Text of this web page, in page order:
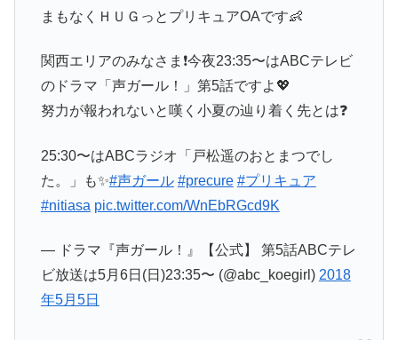
まもなくＨＵＧっとプリキュアOAです👶
関西エリアのみなさま❗今夜23:35〜はABCテレビ
のドラマ「声ガール！」第5話ですよ💖
努力が報われないと嘆く小夏の辿り着く先とは❓
25:30〜はABCラジオ「戸松遥のおとまつでし
た。」も✨#声ガール #precure #プリキュア
#nitiasa pic.twitter.com/WnEbRGcd9K
— ドラマ『声ガール！』【公式】 第5話ABCテレ
ビ放送は5月6日(日)23:35〜 (@abc_koegirl) 2018
年5月5日